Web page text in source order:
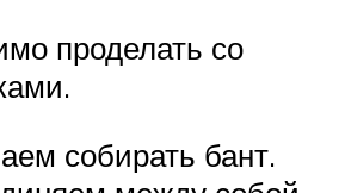
проделать со
собирать бант.